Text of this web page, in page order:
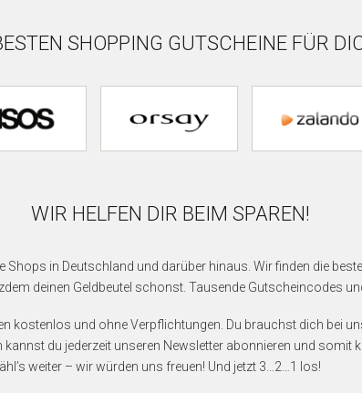
SHOPPING GUTSCHEINE FÜR
WIR HELFEN DIR BEIM SPAREN!
Shops in Deutschland und darüber hinaus. Wir finden die
deinen Geldbeutel schonst. Tausende Gutscheincodes
kostenlos und ohne Verpflichtungen. Du brauchst dich bei
du jederzeit unseren Newsletter abonnieren und somit
weiter – wir würden uns freuen! Und jetzt 3…2…1 los!